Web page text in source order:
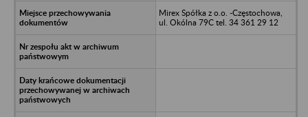
Mirex Spółka z o.o. -Częstochowa,
ul. Okólna 79C tel. 34 361 29 12